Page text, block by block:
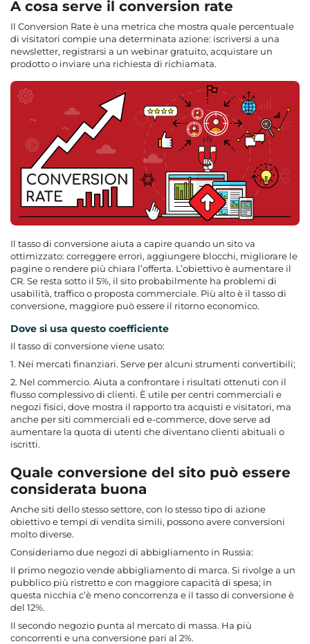
A cosa serve il conversion rate
Il Conversion Rate è una metrica che mostra quale percentuale
di visitatori compie una determinata azione: iscriversi a una
newsletter, registrarsi a un webinar gratuito, acquistare un
prodotto o inviare una richiesta di richiamata.
Il tasso di conversione aiuta a capire quando un sito va
ottimizzato: correggere errori, aggiungere blocchi, migliorare le
pagine o rendere più chiara l’offerta. L’obiettivo è aumentare il
CR. Se resta sotto il 5%, il sito probabilmente ha problemi di
usabilità, traffico o proposta commerciale. Più alto è il tasso di
conversione, maggiore può essere il ritorno economico.
Dove si usa questo coefficiente
Il tasso di conversione viene usato:
1. Nei mercati finanziari. Serve per alcuni strumenti convertibili;
2. Nel commercio. Aiuta a confrontare i risultati ottenuti con il
flusso complessivo di clienti. È utile per centri commerciali e
negozi fisici, dove mostra il rapporto tra acquisti e visitatori, ma
anche per siti commerciali ed e-commerce, dove serve ad
aumentare la quota di utenti che diventano clienti abituali o
iscritti.
Quale conversione del sito può essere
considerata buona
Anche siti dello stesso settore, con lo stesso tipo di azione
obiettivo e tempi di vendita simili, possono avere conversioni
molto diverse.
Consideriamo due negozi di abbigliamento in Russia:
Il primo negozio vende abbigliamento di marca. Si rivolge a un
pubblico più ristretto e con maggiore capacità di spesa; in
questa nicchia c’è meno concorrenza e il tasso di conversione è
del 12%.
Il secondo negozio punta al mercato di massa. Ha più
concorrenti e una conversione pari al 2%.